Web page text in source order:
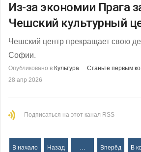
Из-за экономии Прага
Чешский культурный
Чешский центр прекращает свою
Софии.
Опубликовано в Культура
Станьте первым
28 апр 2026
Подписаться на этот канал RSS
В начало Назад … Вперёд В